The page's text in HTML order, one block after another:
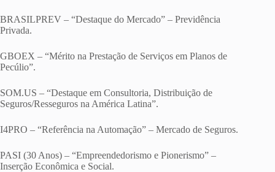
BRASILPREV – “Destaque do Mercado” – Previdência
Privada.
GBOEX – “Mérito na Prestação de Serviços em Planos de
Pecúlio”.
SOM.US – “Destaque em Consultoria, Distribuição de
Seguros/Resseguros na América Latina”.
I4PRO – “Referência na Automação” – Mercado de Seguros.
PASI (30 Anos) – “Empreendedorismo e Pionerismo” –
Inserção Econômica e Social.